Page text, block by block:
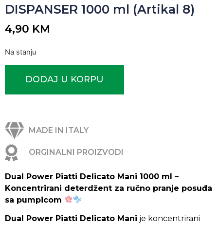
DISPANSER 1000 ml (Artikal 8)
4,90 KM
Na stanju
DODAJ U KORPU
MADE IN ITALY
ORGINALNI PROIZVODI
Dual Power Piatti Delicato Mani 1000 ml –
Koncentrirani deterdžent za ručno pranje posuđa
sa pumpicom
Dual Power Piatti Delicato Mani je koncentrirani